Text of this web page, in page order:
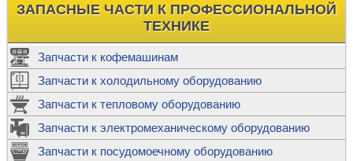
ЗАПАСНЫЕ ЧАСТИ К ПРОФЕССИОНАЛЬНОЙ
ТЕХНИКЕ
Запчасти к кофемашинам
Запчасти к холодильному оборудованию
Запчасти к тепловому оборудованию
Запчасти к электромеханическому оборудованию
Запчасти к посудомоечному оборудованию